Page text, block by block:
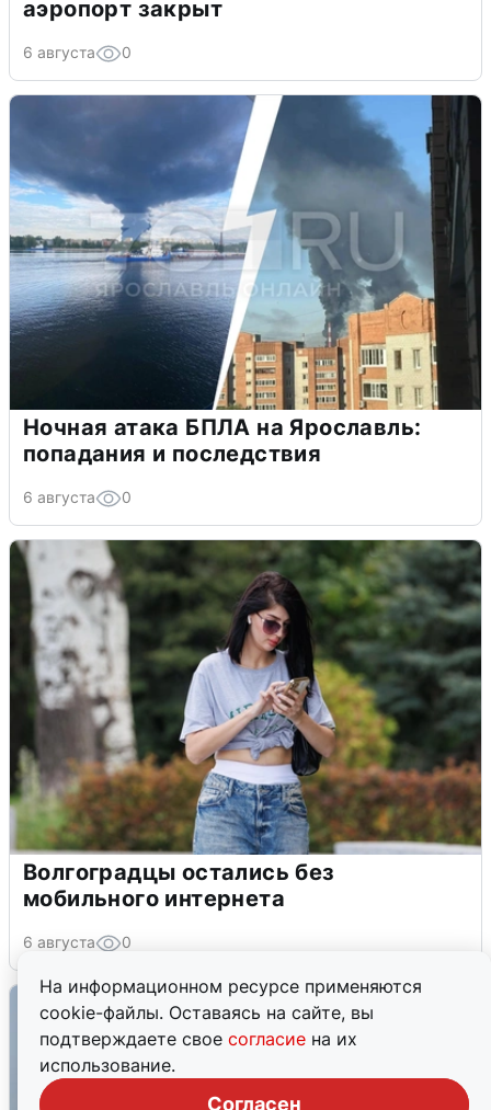
На информационном ресурсе применяются
cookie-файлы. Оставаясь на сайте, вы
подтверждаете свое согласие на их
использование.
Согласен
аэропорт закрыт
6 августа 0
Ночная атака БПЛА на Ярославль:
попадания и последствия
6 августа 0
Волгоградцы остались без
мобильного интернета
6 августа 0